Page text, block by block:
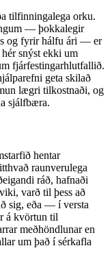
tilfinningalega orku.
— þokkalegir
og fyrir hálfu ári — er
snýst ekki um
fjárfestingarhlutfallið.
geta skilað
lægri tilkostnaði, og
sjálfbæra.
hentar
raunverulega
ráð, hafnaði
varð til þess að
sig, eða — í versta
á kvörtun til
meðhöndlunar en
um það í sérkafla